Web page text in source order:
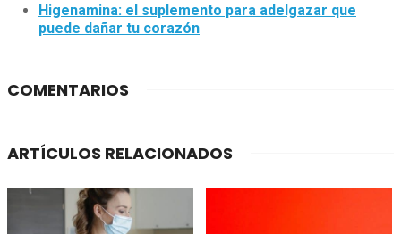
Higenamina: el suplemento para adelgazar que
puede dañar tu corazón
COMENTARIOS
ARTÍCULOS RELACIONADOS